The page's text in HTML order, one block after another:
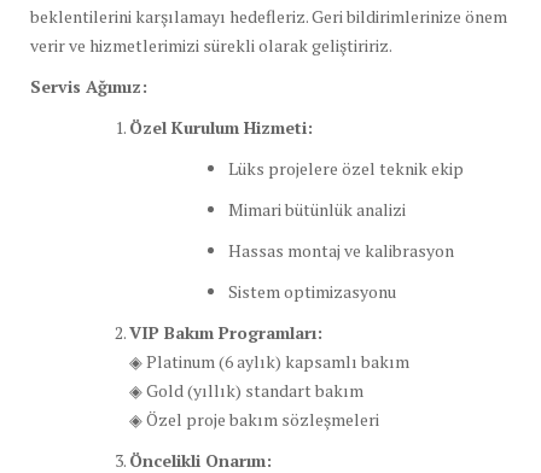
beklentilerini karşılamayı hedefleriz. Geri bildirimlerinize önem
verir ve hizmetlerimizi sürekli olarak geliştiririz.
Servis Ağımız:
Özel Kurulum Hizmeti:
Lüks projelere özel teknik ekip
Mimari bütünlük analizi
Hassas montaj ve kalibrasyon
Sistem optimizasyonu
VIP Bakım Programları:
◈ Platinum (6 aylık) kapsamlı bakım
◈ Gold (yıllık) standart bakım
◈ Özel proje bakım sözleşmeleri
Öncelikli Onarım: